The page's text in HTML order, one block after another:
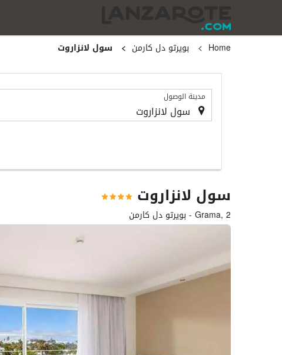
Home
بويرتو دل كارمن سول لانزاروت
. مدينة الوصول
سول لانزاروت
Grama, 2 - بويرتو دل كارمن